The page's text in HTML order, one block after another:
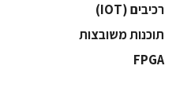
‫רכיבים‬ (IOT)
‫תוכנות משובצות‬
‫‪FPGA‬‬